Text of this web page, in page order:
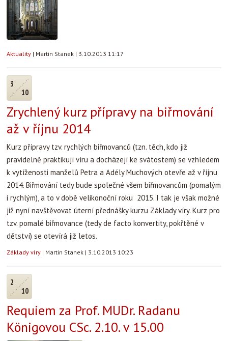
Aktuality | Martin Stanek | 3.10.2013 11:17
3
10
Zrychlený kurz přípravy na biřmování
až v říjnu 2014
Kurz přípravy tzv. rychlých biřmovanců (tzn. těch, kdo již
pravidelně praktikují víru a docházejí ke svátostem) se vzhledem
k vytíženosti manželů Petra a Adély Muchových otevře až v říjnu
2014. Biřmování tedy bude společné všem biřmovancům (pomalým
i rychlým), a to v době velikonoční roku 2015. I tak je však možné
již nyní navštěvovat úterní přednášky kurzu Základy víry. Kurz pro
tzv. pomalé biřmovance (tedy de facto konvertity, pokřtěné v
dětství) se otevírá již letos.
Základy víry | Martin Stanek | 3.10.2013 10:23
2
10
Requiem za Prof. MUDr. Radanu
Königovou CSc. 2.10. v 15.00